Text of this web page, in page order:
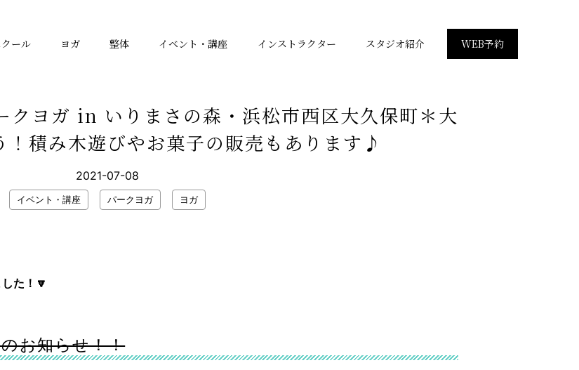
ール ヨガ 整体 イベント・講座 インストラクター スタジオ紹介 WEB予約
イベント・講座
クヨガ in いりまさの森・浜松市西区大久保町＊大
！積み木遊びやお菓子の販売もあります♪
2021-07-08
イベント・講座 パークヨガ ヨガ
た！🔽
お知らせ！！